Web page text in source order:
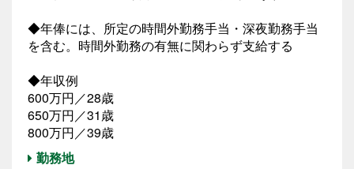
◆年俸には、所定の時間外勤務手当・深夜勤務手当
を含む。時間外勤務の有無に関わらず支給する
◆年収例
600万円／28歳
650万円／31歳
800万円／39歳
勤務地